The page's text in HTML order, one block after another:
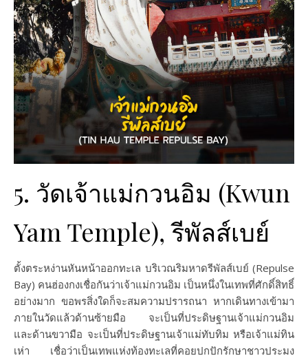
5. วัดเจ้าแม่กวนอิม (Kwun
Yam Temple), รีพัลส์เบย์
ตั้งตระหง่านหันหน้าออกทะเล บริเวณริมหาดรีพัลส์เบย์ (Repulse
Bay) คนฮ่องกงเชื่อกันว่าเจ้าแม่กวนอิม เป็นหนึ่งในเทพที่ศักดิ์สิทธิ์
อย่างมาก ขอพรสิ่งใดก็จะสมความปรารถนา หากเดินทางเข้ามา
ภายในวัดแล้วด้านซ้ายมือ จะเป็นที่ประดิษฐานเจ้าแม่กวนอิม
และด้านขวามือ จะเป็นที่ประดิษฐานเจ้าแม่ทับทิม หรือเจ้าแม่ทิน
เห่า เชื่อว่าเป็นเทพแห่งท้องทะเลที่คอยปกปักรักษาชาวประมง